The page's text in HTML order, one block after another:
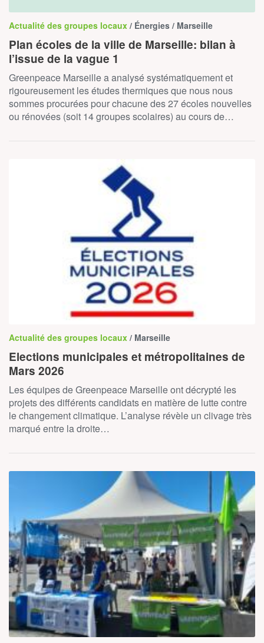
Actualité des groupes locaux / Énergies / Marseille
Plan écoles de la ville de Marseille: bilan à
l’issue de la vague 1
Greenpeace Marseille a analysé systématiquement et
rigoureusement les études thermiques que nous nous
sommes procurées pour chacune des 27 écoles nouvelles
ou rénovées (soit 14 groupes scolaires) au cours de…
Actualité des groupes locaux / Marseille
Elections municipales et métropolitaines de
Mars 2026
Les équipes de Greenpeace Marseille ont décrypté les
projets des différents candidats en matière de lutte contre
le changement climatique. L’analyse révèle un clivage très
marqué entre la droite…